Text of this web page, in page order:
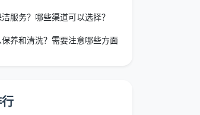
服务？哪些渠道可以选择？
养和清洗？需要注意哪些方面